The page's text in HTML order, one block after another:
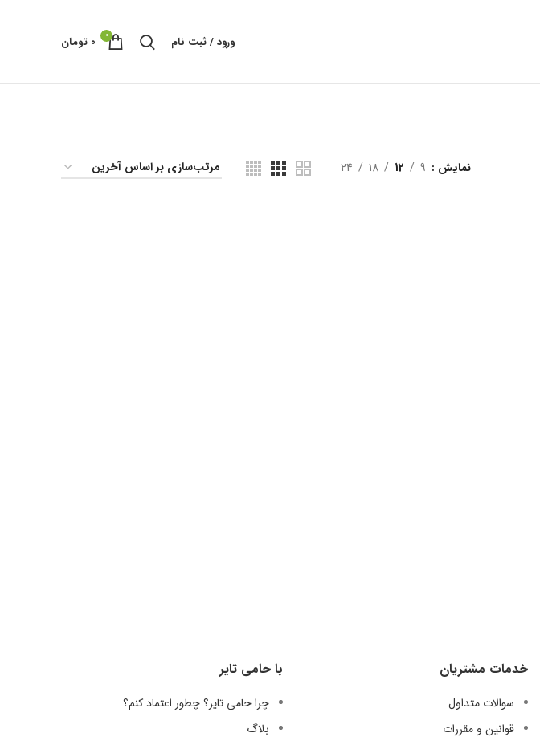
ورود / ثبت نام 0 ۰ تومان
نمایش 9
12
18
24
خدمات مشتریان
سوالات متداول
قوانین و مقررات
با حامی تایر
چرا حامی تایر؟ چطور اعتماد کنم؟
بلاگ